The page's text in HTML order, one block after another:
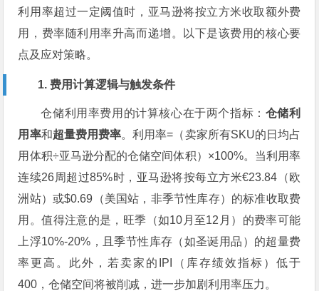
利用率超过一定阈值时，亚马逊将按立方米收取额外费
用，费率随利用率升高而递增。以下是该费用的核心要
点及应对策略。
1. 费用计算逻辑与触发条件
仓储利用率费用的计算核心在于两个指标： 仓储利
用率和超量费用费率。利用率=（卖家所有SKU的日均占
用体积÷亚马逊分配的仓储空间体积）×100%。当利用率
连续26周超过85%时，亚马逊将按每立方米€23.84（欧
洲站）或$0.69（美国站，非季节性库存）的标准收取费
用。值得注意的是，旺季（如10月至12月）的费率可能
上浮10%-20%，且季节性库存（如圣诞用品）的超量费
率更高。此外，若卖家的IPI（库存绩效指标）低于
400，仓储空间将被削减，进一步加剧利用率压力。